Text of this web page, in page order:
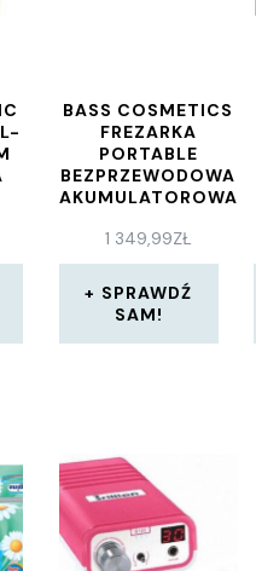
BASS COSMETICS
FREZARKA
PORTABLE
BEZPRZEWODOWA
AKUMULATOROWA
PŁASKA
1 349,99ZŁ
SPRAWDŹ
SAM!